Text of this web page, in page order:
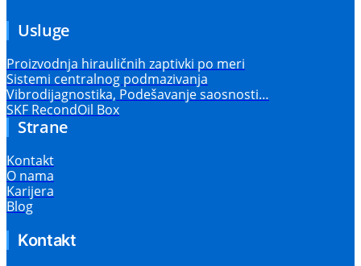
Usluge
Proizvodnja hirauličnih zaptivki po meri
Sistemi centralnog podmazivanja
Vibrodijagnostika, Podešavanje saosnosti…
SKF RecondOil Box
Strane
Kontakt
O nama
Karijera
Blog
Kontakt